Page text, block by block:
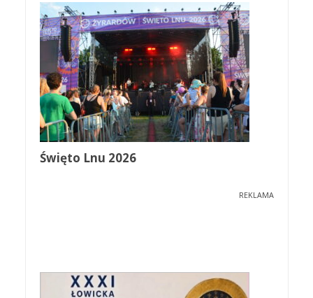
Święto Lnu 2026
REKLAMA